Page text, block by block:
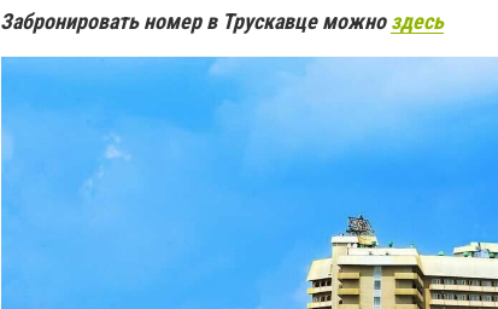
Забронировать номер в Трускавце можноздесь